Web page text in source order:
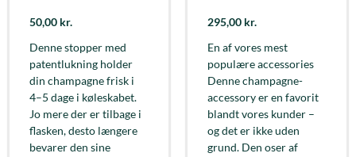
50,00 kr.
Denne stopper med
patentlukning holder
din champagne frisk i
4–5 dage i køleskabet.
Jo mere der er tilbage i
flasken, desto længere
bevarer den sine
295,00 kr.
En af vores mest
populære accessories
Denne champagne-
accessory er en favorit
blandt vores kunder –
og det er ikke uden
grund. Den oser af